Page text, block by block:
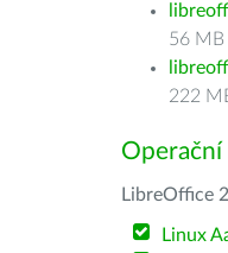
56 MB
222
Operační
LibreOffice
Linux